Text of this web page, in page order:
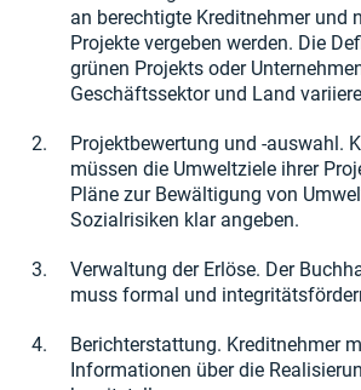
an berechtigte Kreditnehmer und
Projekte vergeben werden. Die
grünen Projekts oder
Geschäftssektor und Land
Projektbewertung und -auswahl.
müssen die Umweltziele ihrer
Pläne zur Bewältigung von
Sozialrisiken klar angeben.
Verwaltung der Erlöse. Der
muss formal und
Berichterstattung. Kreditnehmer
Informationen über die